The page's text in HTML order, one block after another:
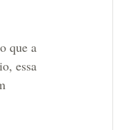
que a
essa